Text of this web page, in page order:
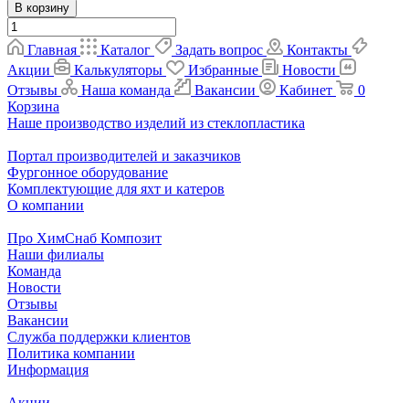
В корзину
Главная Каталог Задать вопрос
Контакты
Акции
Калькуляторы Избранные
Новости
Отзывы
Наша команда Вакансии Кабинет
0
Корзина
Наше производство изделий из стеклопластика
Портал производителей и заказчиков
Фургонное оборудование
Комплектующие для яхт и катеров
О компании
Про ХимСнаб Композит
Наши филиалы
Команда
Новости
Отзывы
Вакансии
Служба поддержки клиентов
Политика компании
Информация